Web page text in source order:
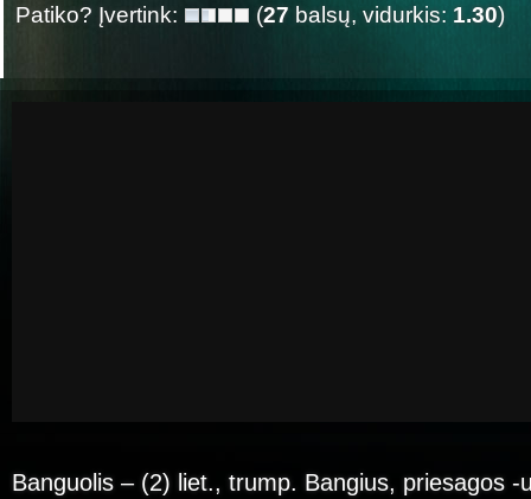
Patiko? Įvertink:
(27 balsų, vidurkis: 1.30)
Banguolis – (2) liet., trump. Bangius, priesagos -